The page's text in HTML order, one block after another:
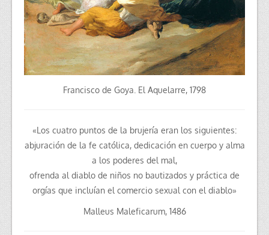
Francisco de Goya. El Aquelarre, 1798
«Los cuatro puntos de la brujería eran los siguientes:
abjuración de la fe católica, dedicación en cuerpo y alma
a los poderes del mal,
ofrenda al diablo de niños no bautizados y práctica de
orgías que incluían el comercio sexual con el diablo»
Malleus Maleficarum, 1486